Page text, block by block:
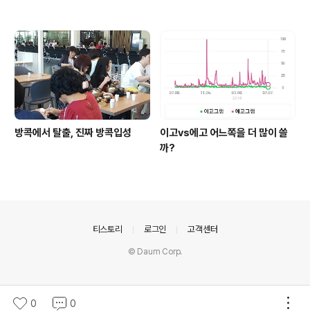
방콕에서 탈출, 진짜 방콕입성
이고vs에고 어느쪽을 더 많이 쓸
까?
0 0
티스토리 로그인 고객센터
© Daum Corp.